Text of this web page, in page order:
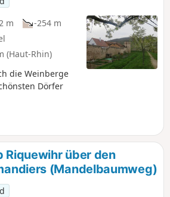
m
-254 m
(Haut-Rhin)
die Weinberge
Dörfer
Riquewihr über den
(Mandelbaumweg)